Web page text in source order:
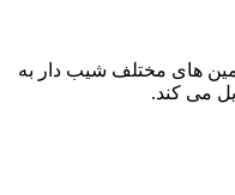
های مختلف شیب‌ دار به
می‌ کند.